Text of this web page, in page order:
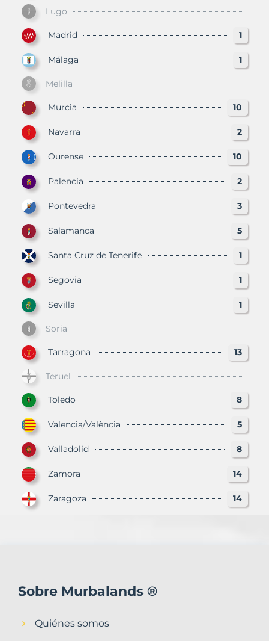
Lugo
Madrid 1
Málaga 1
Melilla
Murcia 10
Navarra 2
Ourense 10
Palencia 2
Pontevedra 3
Salamanca 5
Santa Cruz de Tenerife 1
Segovia 1
Sevilla 1
Soria
Tarragona 13
Teruel
Toledo 8
Valencia/València 5
Valladolid 8
Zamora 14
Zaragoza 14
Sobre Murbalands ®
Quiénes somos